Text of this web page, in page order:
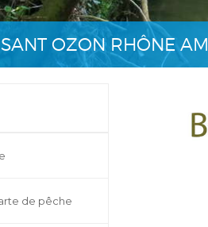
OZON RHÔNE
de pêche